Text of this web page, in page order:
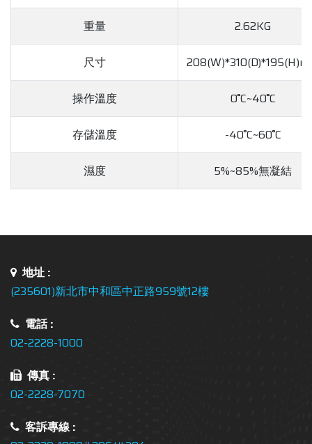
重量 2.62KG
尺寸
操作溫度 0˚C~40˚C
存儲溫度 -40˚C~60˚C
濕度 5%~85%無凝結
地址 :
(235601)新北市中和區中正路959號12樓
電話 :
02-2228-1000
傳真 :
02-2228-7070
客訴專線 :